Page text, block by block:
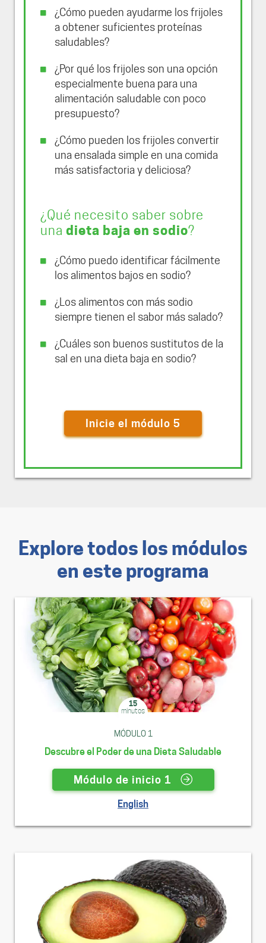
¿Cómo pueden ayudarme los frijoles
a obtener suficientes proteínas
saludables?
¿Por qué los frijoles son una opción
especialmente buena para una
alimentación saludable con poco
presupuesto?
¿Cómo pueden los frijoles convertir
una ensalada simple en una comida
más satisfactoria y deliciosa?
¿Qué necesito saber sobre
una dieta baja en sodio?
¿Cómo puedo identificar fácilmente
los alimentos bajos en sodio?
¿Los alimentos con más sodio
siempre tienen el sabor más salado?
¿Cuáles son buenos sustitutos de la
sal en una dieta baja en sodio?
Inicie el módulo 5
Explore todos los módulos
en este programa
15
minutos
MÓDULO 1
Descubre el Poder de una Dieta Saludable
Módulo de inicio 1
English